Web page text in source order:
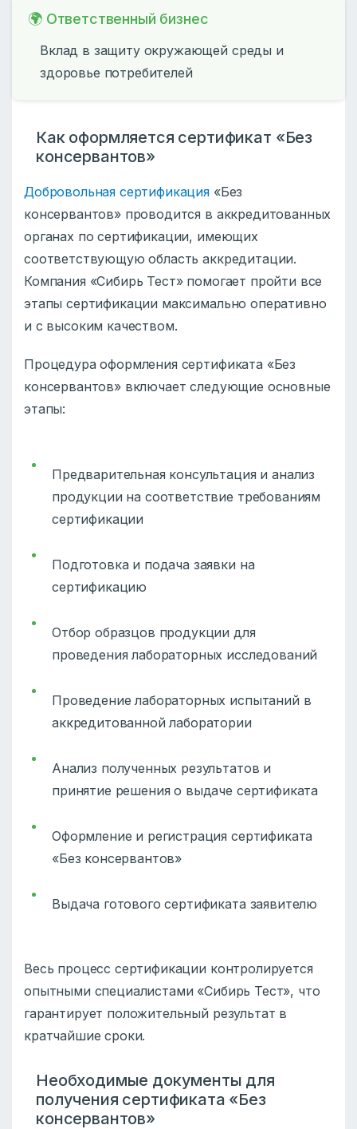
🌍 Ответственный бизнес
Вклад в защиту окружающей среды и
здоровье потребителей
Как оформляется сертификат «Без
консервантов»
Добровольная сертификация «Без
консервантов» проводится в аккредитованных
органах по сертификации, имеющих
соответствующую область аккредитации.
Компания «Сибирь Тест» помогает пройти все
этапы сертификации максимально оперативно
и с высоким качеством.
Процедура оформления сертификата «Без
консервантов» включает следующие основные
этапы:
Предварительная консультация и анализ
продукции на соответствие требованиям
сертификации
Подготовка и подача заявки на
сертификацию
Отбор образцов продукции для
проведения лабораторных исследований
Проведение лабораторных испытаний в
аккредитованной лаборатории
Анализ полученных результатов и
принятие решения о выдаче сертификата
Оформление и регистрация сертификата
«Без консервантов»
Выдача готового сертификата заявителю
Весь процесс сертификации контролируется
опытными специалистами «Сибирь Тест», что
гарантирует положительный результат в
кратчайшие сроки.
Необходимые документы для
получения сертификата «Без
консервантов»